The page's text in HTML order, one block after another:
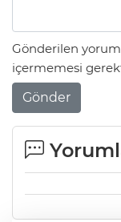
Gönderilen
içermemesi
Gönder